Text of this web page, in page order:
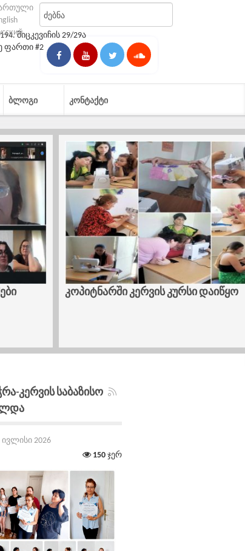
მიცკევიჩის 29/29ა
ფართი #2
ᲑᲚᲝᲒᲘ ᲙᲝᲜᲢᲐᲥᲢᲘ
კოპიტნარში კერვის კურსი დაიწყო
Კერვის Საბაზისო
2026
150 ჯერ